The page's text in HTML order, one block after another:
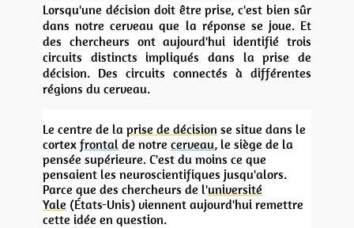
Lorsqu'une décision doit être prise, c'est bien sûr
dans notre cerveau que la réponse se joue. Et
des chercheurs ont aujourd'hui identifié trois
circuits distincts impliqués dans la prise de
décision. Des circuits connectés à différentes
régions du cerveau.
Le centre de la prise de décision se situe dans le
cortex frontal de notre cerveau, le siège de la
pensée supérieure. C'est du moins ce que
pensaient les neuroscientifiques jusqu'alors.
Parce que des chercheurs de l'université
Yale (États-Unis) viennent aujourd'hui remettre
cette idée en question.